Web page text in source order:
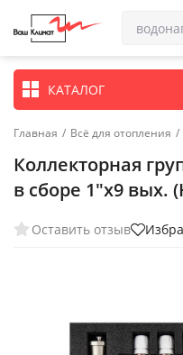
КАТАЛОГ
Главная / Всё для отопления /
Коллекторная
в сборе 1"х9 вых.
Оставить отзыв